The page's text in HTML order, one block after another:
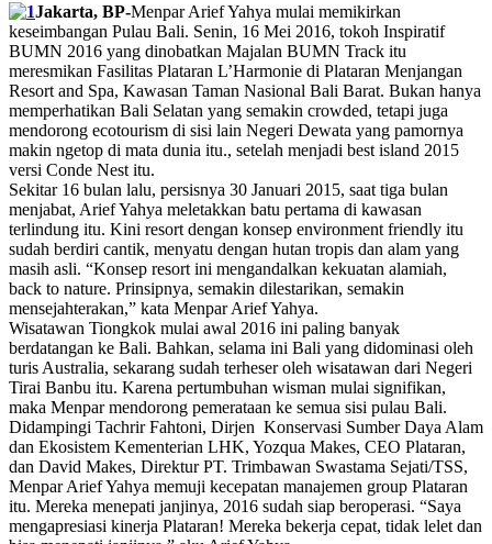
Jakarta, BP-Menpar Arief Yahya mulai memikirkan
keseimbangan Pulau Bali. Senin, 16 Mei 2016, tokoh Inspiratif
BUMN 2016 yang dinobatkan Majalan BUMN Track itu
meresmikan Fasilitas Plataran L’Harmonie di Plataran Menjangan
Resort and Spa, Kawasan Taman Nasional Bali Barat. Bukan hanya
memperhatikan Bali Selatan yang semakin crowded, tetapi juga
mendorong ecotourism di sisi lain Negeri Dewata yang pamornya
makin ngetop di mata dunia itu., setelah menjadi best island 2015
versi Conde Nest itu.
Sekitar 16 bulan lalu, persisnya 30 Januari 2015, saat tiga bulan
menjabat, Arief Yahya meletakkan batu pertama di kawasan
terlindung itu. Kini resort dengan konsep environment friendly itu
sudah berdiri cantik, menyatu dengan hutan tropis dan alam yang
masih asli. “Konsep resort ini mengandalkan kekuatan alamiah,
back to nature. Prinsipnya, semakin dilestarikan, semakin
mensejahterakan,” kata Menpar Arief Yahya.
Wisatawan Tiongkok mulai awal 2016 ini paling banyak
berdatangan ke Bali. Bahkan, selama ini Bali yang didominasi oleh
turis Australia, sekarang sudah terheser oleh wisatawan dari Negeri
Tirai Banbu itu. Karena pertumbuhan wisman mulai signifikan,
maka Menpar mendorong pemerataan ke semua sisi pulau Bali.
Didampingi Tachrir Fahtoni, Dirjen Konservasi Sumber Daya Alam
dan Ekosistem Kementerian LHK, Yozqua Makes, CEO Plataran,
dan David Makes, Direktur PT. Trimbawan Swastama Sejati/TSS,
Menpar Arief Yahya memuji kecepatan manajemen group Plataran
itu. Mereka menepati janjinya, 2016 sudah siap beroperasi. “Saya
mengapresiasi kinerja Plataran! Mereka bekerja cepat, tidak lelet dan